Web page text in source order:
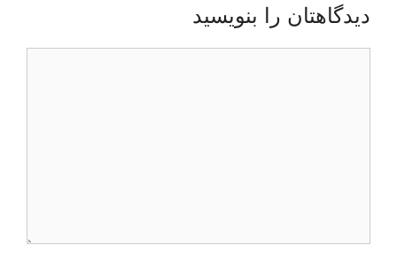
دیدگاهتان را بنویسید